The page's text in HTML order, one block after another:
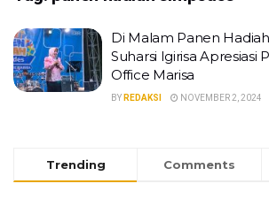
Di Malam Panen
Suharsi Igirisa Apresiasi
Office Marisa
BY REDAKSI NOVEMBER 2, 2024
Trending Comments